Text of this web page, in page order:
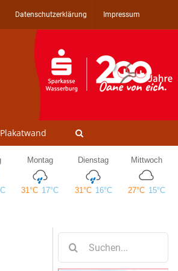
Datenschutzerklärung Impressum
Plakatwand
nach: